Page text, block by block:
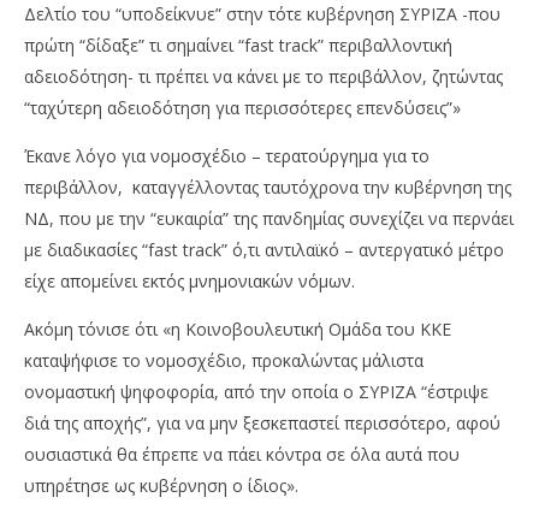
Δελτίο του “υποδείκνυε” στην τότε κυβέρνηση ΣΥΡΙΖΑ -που
πρώτη “δίδαξε” τι σημαίνει “fast track” περιβαλλοντική
αδειοδότηση- τι πρέπει να κάνει με το περιβάλλον, ζητώντας
“ταχύτερη αδειοδότηση για περισσότερες επενδύσεις”»
Έκανε λόγο για νομοσχέδιο – τερατούργημα για το
περιβάλλον, καταγγέλλοντας ταυτόχρονα την κυβέρνηση της
ΝΔ, που με την “ευκαιρία” της πανδημίας συνεχίζει να περνάει
με διαδικασίες “fast track” ό,τι αντιλαϊκό – αντεργατικό μέτρο
είχε απομείνει εκτός μνημονιακών νόμων.
Ακόμη τόνισε ότι «η Κοινοβουλευτική Ομάδα του ΚΚΕ
καταψήφισε το νομοσχέδιο, προκαλώντας μάλιστα
ονομαστική ψηφοφορία, από την οποία ο ΣΥΡΙΖΑ “έστριψε
διά της αποχής”, για να μην ξεσκεπαστεί περισσότερο, αφού
ουσιαστικά θα έπρεπε να πάει κόντρα σε όλα αυτά που
υπηρέτησε ως κυβέρνηση ο ίδιος».